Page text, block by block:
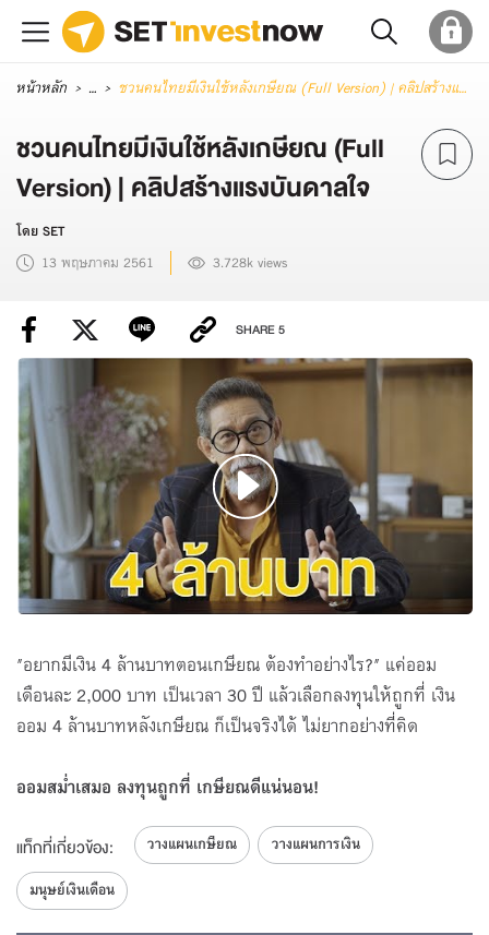
หน้าหลัก ... ชวนคนไทยมีเงินใช้หลังเกษียณ (Full Version) | คลิปสร้างแรงบันดาลใจ
ชวนคนไทยมีเงินใช้หลังเกษียณ (Full
Version) | คลิปสร้างแรงบันดาลใจ
โดย SET
13 พฤษภาคม 2561
3.728k views
SHARE5
"อยากมีเงิน 4 ล้านบาทตอนเกษียณ ต้องทำอย่างไร?" แค่ออม
เดือนละ 2,000 บาท เป็นเวลา 30 ปี แล้วเลือกลงทุนให้ถูกที่ เงิน
ออม 4 ล้านบาทหลังเกษียณ ก็เป็นจริงได้ ไม่ยากอย่างที่คิด
ออมสม่ำเสมอ ลงทุนถูกที่ เกษียณดีแน่นอน!
แท็กที่เกี่ยวข้อง: วางแผนเกษียณ
วางแผนการเงิน
มนุษย์เงินเดือน